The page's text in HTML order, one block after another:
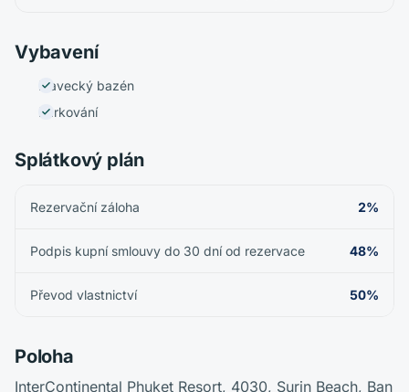
Vybavení
Plavecký bazén
Parkování
Splátkový plán
Rezervační záloha 2%
Podpis kupní smlouvy do 30 dní od rezervace 48%
Převod vlastnictví 50%
Poloha
InterContinental Phuket Resort, 4030, Surin Beach, Ban